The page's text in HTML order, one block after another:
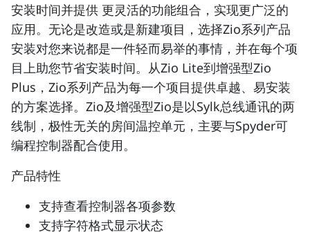
安装时间并提供 更灵活的功能组合，实现更广泛的
应用。无论是改造或是新建项目，选择Zio系列产品
安装对您来说都是一件轻而易举的事情，并在每个项
目上助您节省安装时间。从Zio Lite到增强型Zio
Plus，Zio系列产品为每一个项目提供卓越、易安装
的方案选择。Zio及增强型Zio是以Sylk总线通讯的两
线制，极性无关的房间温控单元，主要与Spyder可
编程控制器配合使用。
产品特性
支持查看控制器各项参数
支持字符格式显示状态